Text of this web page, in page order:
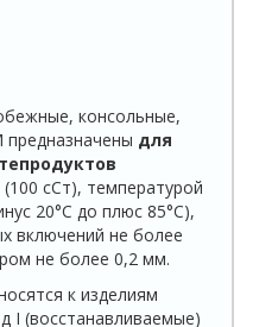
консольные,
для
(100 сСт), температурой
20°С до плюс 85°С),
включений не более
не более 0,2 мм.
к изделиям
I (восстанавливаемые)